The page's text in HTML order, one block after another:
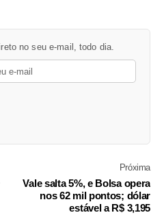
no seu e-mail, todo dia.
Próxima
Vale salta 5%, e Bolsa opera
nos 62 mil pontos; dólar
estável a R$ 3,195